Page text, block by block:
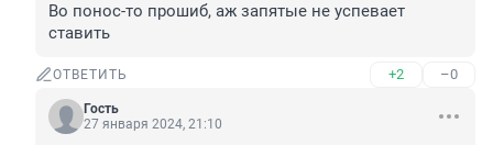
Во понос-то прошиб, аж запятые не успевает
ставить
ОТВЕТИТЬ +2 –0
Гость
27 января 2024, 21:10